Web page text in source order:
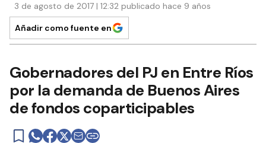
3 de agosto de 2017 | 12:32 publicado hace 9 años
Añadir como fuente en
Gobernadores del PJ en Entre Ríos
por la demanda de Buenos Aires
de fondos coparticipables